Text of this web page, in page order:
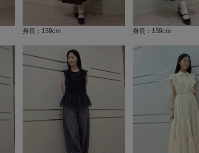
身長：159cm 身長：159cm